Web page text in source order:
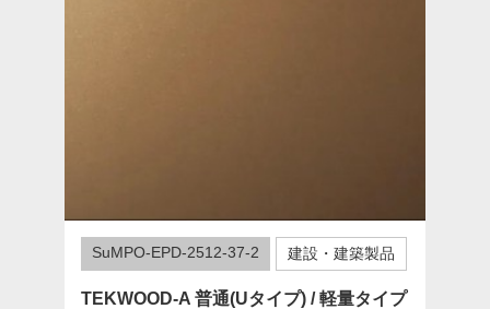
SuMPO-EPD-2512-37-2 建設・建築製品
TEKWOOD-A 普通(Uタイプ) / 軽量タイプ